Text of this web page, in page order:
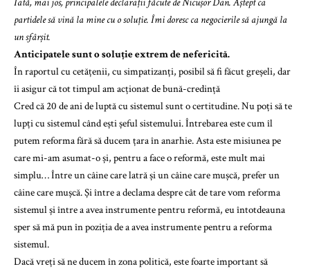
partidele să vină la mine cu o soluție. Îmi doresc ca negocierile să ajungă la
un sfârșit.
Anticipatele sunt o soluție extrem de nefericită.
În raportul cu cetățenii, cu simpatizanți, posibil să fi făcut greșeli, dar
îi asigur că tot timpul am acționat de bună-credință
Cred că 20 de ani de luptă cu sistemul sunt o certitudine. Nu poți să te
lupți cu sistemul când ești șeful sistemului. Întrebarea este cum îl
putem reforma fără să ducem țara în anarhie. Asta este misiunea pe
care mi-am asumat-o și, pentru a face o reformă, este mult mai
simplu… Între un câine care latră și un câine care mușcă, prefer un
câine care mușcă. Și între a declama despre cât de tare vom reforma
sistemul și între a avea instrumente pentru reformă, eu întotdeauna
sper să mă pun în poziția de a avea instrumente pentru a reforma
sistemul.
Dacă vreți să ne ducem în zona politică, este foarte important să